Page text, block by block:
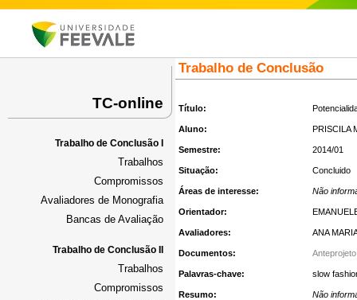
TC-online
Trabalho de Conclusão I
Trabalhos
Compromissos
Avaliadores de Monografia
Bancas de Avaliação
Trabalho de Conclusão II
Trabalhos
Compromissos
Trabalho de Conclusão
Título:
Aluno: PRISCILA
Semestre: 2014/01
Situação: Concluido
Áreas de interesse: Não
Orientador:
Avaliadores: ANA
Documentos:
Palavras-chave: slow
Resumo: Não